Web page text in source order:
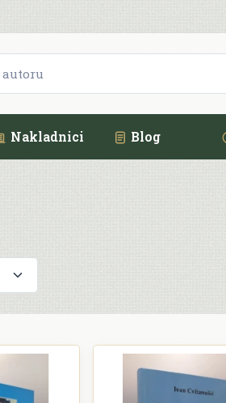
Nakladnici Blog